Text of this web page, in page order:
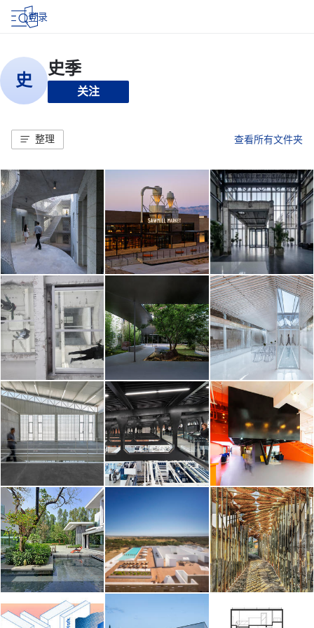
登录
关注
整理 查看所有文件夹